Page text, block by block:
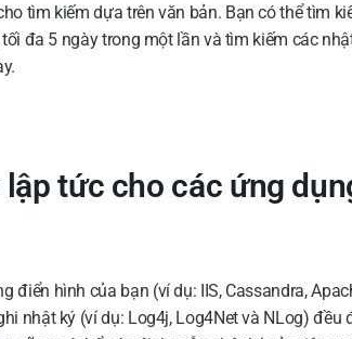
tìm kiếm dựa trên văn bản. Bạn có thể tìm
đa 5 ngày trong một lần và tìm kiếm các
lập tức cho các ứng
điển hình của bạn (ví dụ: IIS, Cassandra,
nhật ký (ví dụ: Log4j, Log4Net và NLog) đều